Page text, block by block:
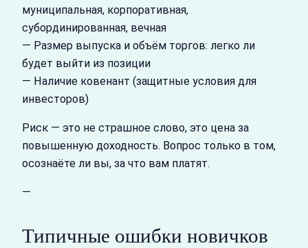
муниципальная, корпоративная,
субординированная, вечная
— Размер выпуска и объём торгов: легко ли
будет выйти из позиции
— Наличие ковенант (защитные условия для
инвесторов)
Риск — это не страшное слово, это цена за
повышенную доходность. Вопрос только в том,
осознаёте ли вы, за что вам платят.
—
Типичные ошибки новичков